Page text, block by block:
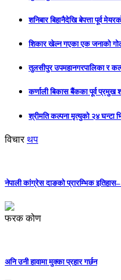
शनिबार बिहानैदेखि बेपत्ता पूर्व
शिकार खेल्न गएका एक जनाको
तुलसीपुर उपमहानगरपालिका र
कर्णाली बिकास बैंकका पूर्व प्रमुख
श्रीमति कल्पना मृत्युको २४
विचार थप
नेपाली कांग्रेस दाङको प्रारम्भिक
फरक कोण
अनि उनी हावामा मुक्का प्रहार गर्छन